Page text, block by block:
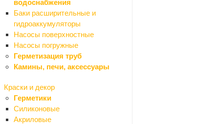
водоснабжения
Баки расширительные и
гидроаккумуляторы
Насосы поверхностные
Насосы погружные
Герметизация труб
Камины, печи, аксессуары
Краски и декор
Герметики
Силиконовые
Акриловые
Добавки
Гипс
Известь
Крошка гранитная
Мел
Песок
Грунтовки
Затирки для плитки
Кладочная смесь
Наливной пол, стяжка